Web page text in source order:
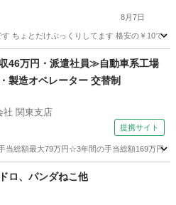
8月7日
ちょとだけぷっくりしてます 格安の￥10で
の他 通り
46万円・派遣社員≫自動車系工場
製造オペレーター 交替制
社 関東支店
提携サイト
当総額最大79万円☆3年間の手当総額169万円
ロ、パンダねこ他